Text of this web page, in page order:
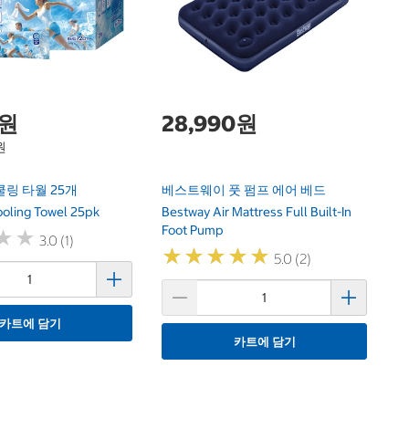
링 타월 25개
Towel 25pk
★
★ 3.0 (1)
트에 담기
28,990원
베스트웨이 풋 펌프 에어 베드
Bestway Air Mattress Full Built-In
Foot Pump
★★★★★
★★★★★ 5.0 (2)
카트에 담기